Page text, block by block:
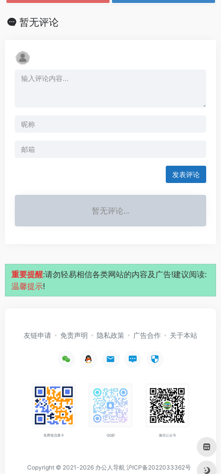
暂无评论
发表评论
暂无评论...
重要提醒:请勿轻易相信各类网站的内容及广告!建议阅读:
温馨提示!
友链申请 免责声明 隐私政策 广告合作 关于本站
免费领流量卡 QQ群 微信公众号
Copyright © 2021-2026 办公人导航 沪ICP备2022033362号